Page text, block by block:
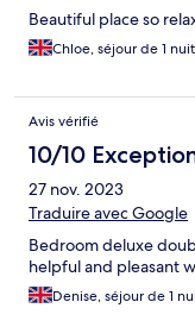
Beautiful place so
Chloe, séjour de 1 nuit
Avis vérifié
10/10
27 nov. 2023
Traduire avec Google
Bedroom deluxe
helpful and pleasant
Denise, séjour de 1